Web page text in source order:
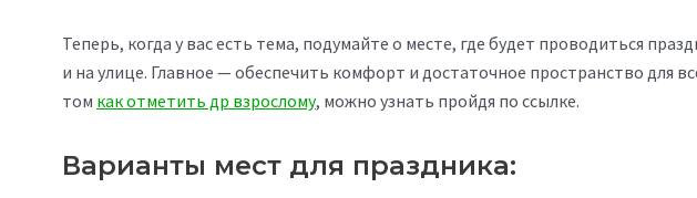
Теперь, когда у вас есть тема, подумайте о месте, где будет проводиться
и на улице. Главное — обеспечить комфорт и достаточное пространство для
том как отметить др взрослому, можно узнать пройдя по ссылке.
Варианты мест для праздника: